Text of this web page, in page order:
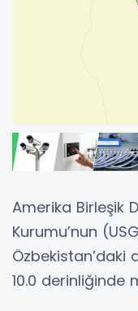
Amerika Birleşik
Kurumu’nun
Özbekistan’daki
10.0 derinliğinde